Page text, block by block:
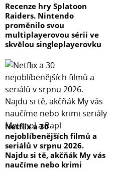
Recenze hry Splatoon
Raiders. Nintendo
proměnilo svou
multiplayerovou sérii ve
skvělou singleplayerovku
Netflix a 30
nejoblíbenějších filmů a
seriálů v srpnu 2026.
Najdu si tě, akčňák My vás
naučíme nebo krimi